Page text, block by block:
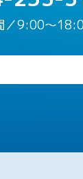
／9:00〜